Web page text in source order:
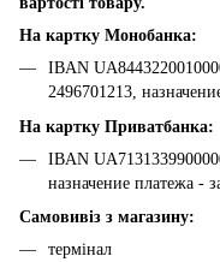
На картку Монобанка:
IBAN
2496701213,
На картку Приватбанка:
IBAN
назначение платежа -
Самовивіз з магазину:
термінал